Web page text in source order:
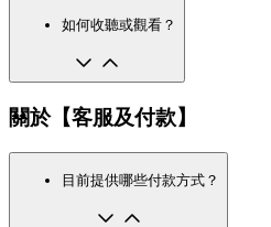
如何收聽或觀看？
關於【客服及付款】
目前提供哪些付款方式？